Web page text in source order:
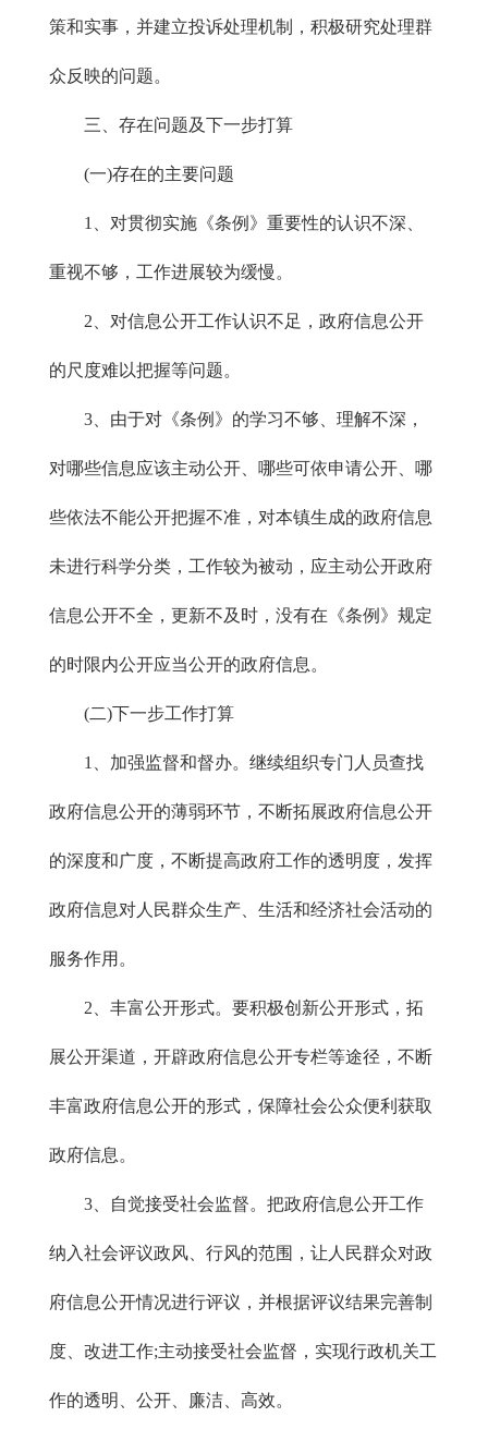
策和实事，并建立投诉处理机制，积极研究处理群
众反映的问题。
三、存在问题及下一步打算
(一)存在的主要问题
1、对贯彻实施《条例》重要性的认识不深、
重视不够，工作进展较为缓慢。
2、对信息公开工作认识不足，政府信息公开
的尺度难以把握等问题。
3、由于对《条例》的学习不够、理解不深，
对哪些信息应该主动公开、哪些可依申请公开、哪
些依法不能公开把握不准，对本镇生成的政府信息
未进行科学分类，工作较为被动，应主动公开政府
信息公开不全，更新不及时，没有在《条例》规定
的时限内公开应当公开的政府信息。
(二)下一步工作打算
1、加强监督和督办。继续组织专门人员查找
政府信息公开的薄弱环节，不断拓展政府信息公开
的深度和广度，不断提高政府工作的透明度，发挥
政府信息对人民群众生产、生活和经济社会活动的
服务作用。
2、丰富公开形式。要积极创新公开形式，拓
展公开渠道，开辟政府信息公开专栏等途径，不断
丰富政府信息公开的形式，保障社会公众便利获取
政府信息。
3、自觉接受社会监督。把政府信息公开工作
纳入社会评议政风、行风的范围，让人民群众对政
府信息公开情况进行评议，并根据评议结果完善制
度、改进工作;主动接受社会监督，实现行政机关工
作的透明、公开、廉洁、高效。